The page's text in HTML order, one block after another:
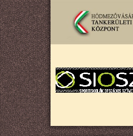
Ugrás a tartalomra